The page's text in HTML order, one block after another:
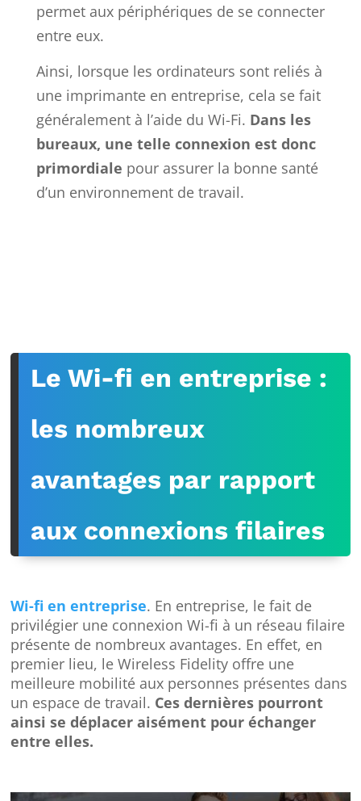
permet aux périphériques de se connecter
entre eux.
Ainsi, lorsque les ordinateurs sont reliés à
une imprimante en entreprise, cela se fait
généralement à l’aide du Wi-Fi. Dans les
bureaux, une telle connexion est donc
primordiale pour assurer la bonne santé
d’un environnement de travail.
Le Wi-fi en entreprise :
les nombreux
avantages par rapport
aux connexions filaires
Wi-fi en entreprise. En entreprise, le fait de
privilégier une connexion Wi-fi à un réseau filaire
présente de nombreux avantages. En effet, en
premier lieu, le Wireless Fidelity offre une
meilleure mobilité aux personnes présentes dans
un espace de travail. Ces dernières pourront
ainsi se déplacer aisément pour échanger
entre elles.